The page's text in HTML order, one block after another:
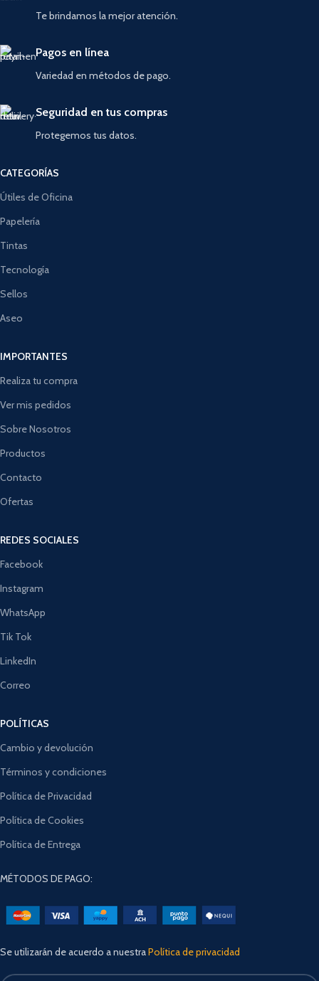
Te brindamos la mejor atención.
Pagos en línea
Variedad en métodos de pago.
Seguridad en tus compras
Protegemos tus datos.
CATEGORÍAS
Útiles de Oficina
Papelería
Tintas
Tecnología
Sellos
Aseo
IMPORTANTES
Realiza tu compra
Ver mis pedidos
Sobre Nosotros
Productos
Contacto
Ofertas
REDES SOCIALES
Facebook
Instagram
WhatsApp
Tik Tok
LinkedIn
Correo
POLÍTICAS
Cambio y devolución
Términos y condiciones
Política de Privacidad
Política de Cookies
Política de Entrega
MÉTODOS DE PAGO:
Se utilizarán de acuerdo a nuestraPolítica de privacidad